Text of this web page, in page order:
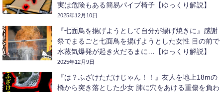
実は危険もある簡易パイプ椅子【ゆっくり解説】
2025年12月10日
『七面鳥を揚げようとして自分が揚げ焼きに』感謝
祭でまるごと七面鳥を揚げようとした女性 目の前で
水蒸気爆発が起き火だるまに…【ゆっくり解説】
2025年12月9日
『は？ふざけただけじゃん！！』友人を地上18mの
橋から突き落とした少女 肺に穴をあける重傷を負わ